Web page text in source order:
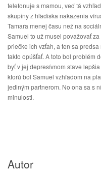
telefonuje s mamou, veď tá
skupiny z hľadiska nakazenia
Tamara menej času než na
Samuel to už musel považovať
priečke ich vzťah, a ten sa
takto opúšťať. A toto bol problém
byť v jej depresívnom stave
ktorú bol Samuel vzhľadom na
jediným partnerom. No ona sa s
minulosti.
Autor